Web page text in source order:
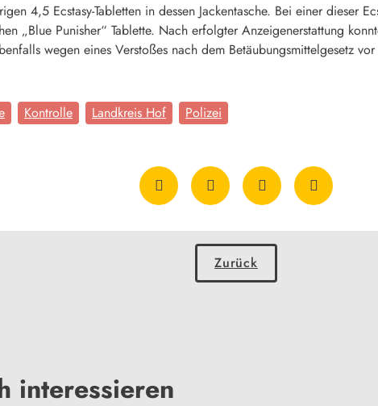
4,5 Ecstasy-Tabletten in dessen Jackentasche. Bei einer dieser
„Blue Punisher“ Tablette. Nach erfolgter Anzeigenerstattung
wegen eines Verstoßes nach dem Betäubungsmittelgesetz
Kontrolle Landkreis Hof Polizei
Zurück
interessieren